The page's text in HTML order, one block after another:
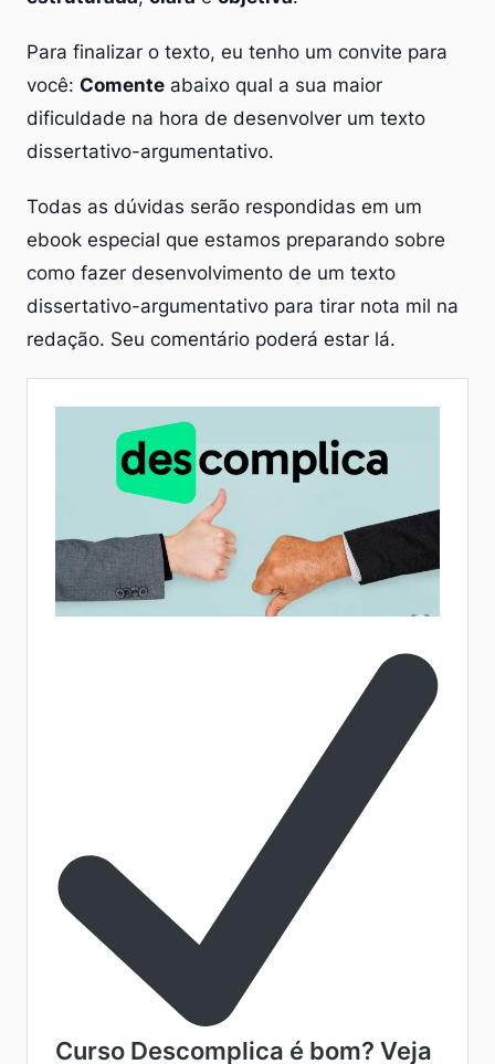
Para finalizar o texto, eu tenho um convite para
você: Comente abaixo qual a sua maior
dificuldade na hora de desenvolver um texto
dissertativo-argumentativo.
Todas as dúvidas serão respondidas em um
ebook especial que estamos preparando sobre
como fazer desenvolvimento de um texto
dissertativo-argumentativo para tirar nota mil na
redação. Seu comentário poderá estar lá.